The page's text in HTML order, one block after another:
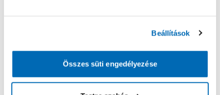
Beállítások
Összes süti engedélyezése